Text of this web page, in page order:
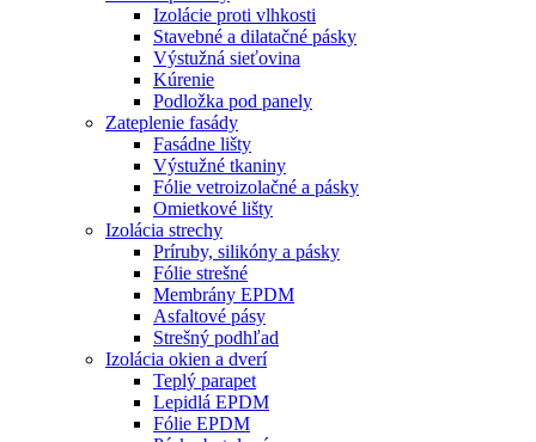
Izolácie proti vlhkosti
Stavebné a dilatačné pásky
Výstužná sieťovina
Kúrenie
Podložka pod panely
Zateplenie fasády
Fasádne lišty
Výstužné tkaniny
Fólie vetroizolačné a pásky
Omietkové lišty
Izolácia strechy
Príruby, silikóny a pásky
Fólie strešné
Membrány EPDM
Asfaltové pásy
Strešný podhľad
Izolácia okien a dverí
Teplý parapet
Lepidlá EPDM
Fólie EPDM